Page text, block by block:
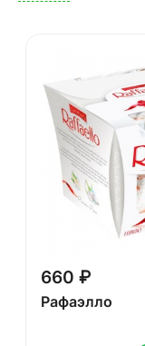
660 ₽
Рафаэлло